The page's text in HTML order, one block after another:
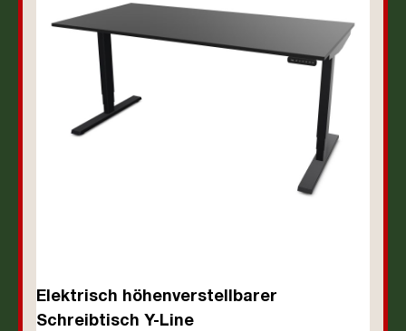
Elektrisch höhenverstellbarer
Schreibtisch Y-Line